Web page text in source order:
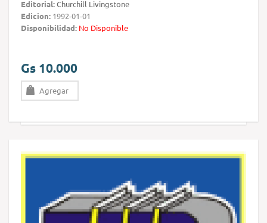
Editorial:Churchill Livingstone
Edicion: 1992-01-01
Disponibilidad: No Disponible
Gs 10.000
Agregar